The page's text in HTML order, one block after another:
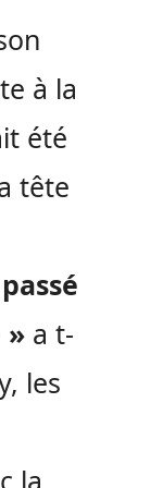
à la
été
tête
» a t-
les